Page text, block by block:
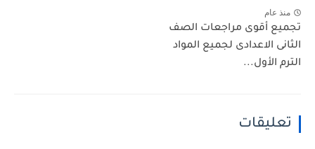
منذ عام
تجميع أقوى مراجعات الصف
الثانى الاعدادى لجميع المواد
الترم الأول...
تعليقات